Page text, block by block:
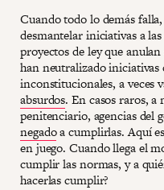
Cuando todo lo demás
desmantelar iniciativas a
proyectos de ley que
han neutralizado iniciativas
inconstitucionales, a veces
absurdos. En casos raros,
penitenciario, agencias del
negadoa cumplirlas. Aquí
en juego. Cuando llega el
cumplir las normas, y a
hacerlas cumplir?